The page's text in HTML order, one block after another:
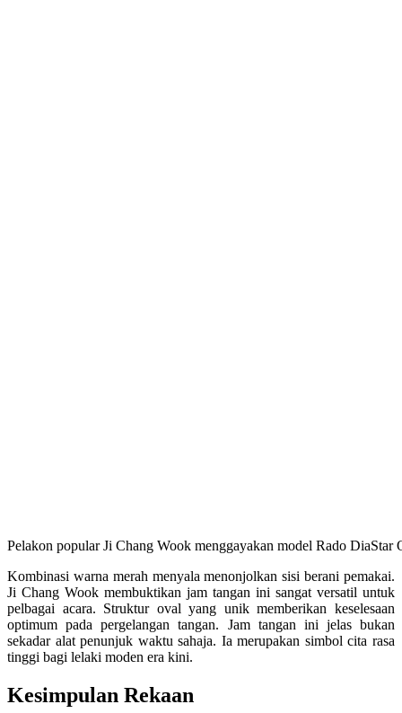
Pelakon popular Ji Chang Wook menggayakan model Rado DiaStar
Kombinasi warna merah menyala menonjolkan sisi berani pemakai.
Ji Chang Wook membuktikan jam tangan ini sangat versatil untuk
pelbagai acara. Struktur oval yang unik memberikan keselesaan
optimum pada pergelangan tangan. Jam tangan ini jelas bukan
sekadar alat penunjuk waktu sahaja. Ia merupakan simbol cita rasa
tinggi bagi lelaki moden era kini.
Kesimpulan Rekaan